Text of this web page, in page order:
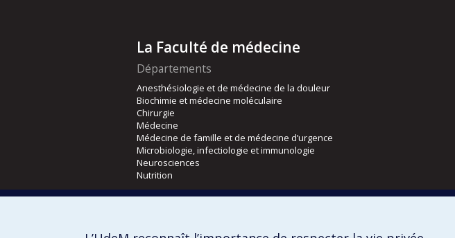
La Faculté de médecine
Départements
Anesthésiologie et de médecine de la douleur
Biochimie et médecine moléculaire
Chirurgie
Médecine
Médecine de famille et de médecine d’urgence
Microbiologie, infectiologie et immunologie
Neurosciences
Nutrition